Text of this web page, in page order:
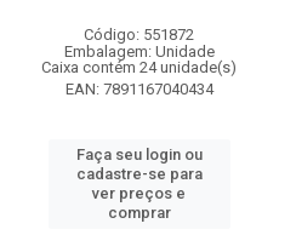
Código: 551872
Embalagem: Unidade
Caixa contém 24 unidade(s)
EAN: 7891167040434
Faça seu login ou
cadastre-se para
ver preços e
comprar